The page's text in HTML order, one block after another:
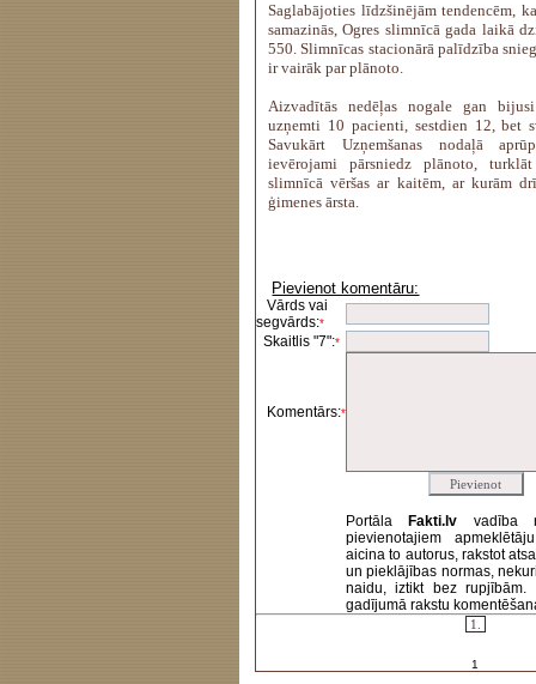
Saglabājoties līdzšinējām tendencēm,
samazinās, Ogres slimnīcā gada laikā
550. Slimnīcas stacionārā palīdzība
ir vairāk par plānoto.
Aizvadītās nedēļas nogale gan
uzņemti 10 pacienti, sestdien 12, bet
Savukārt Uzņemšanas nodaļā
ievērojami pārsniedz plānoto,
slimnīcā vēršas ar kaitēm, ar kurām
ģimenes ārsta.
Pievienot komentāru:
Vārds vai
segvārds:*
Skaitlis "7":*
Komentārs:*
Portāla Fakti.lv vadība
pievienotajiem
aicina to autorus, rakstot
un pieklājības normas,
naidu, iztikt bez rupjībām.
gadījumā rakstu
1.
1